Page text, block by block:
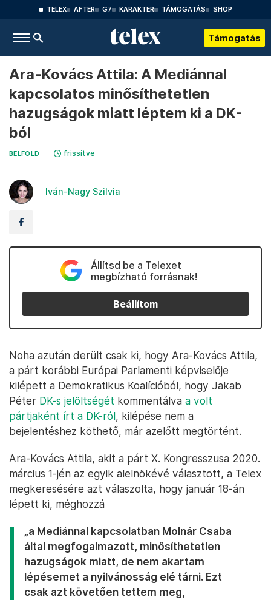
TELEX AFTER G7 KARAKTER TÁMOGATÁS SHOP
Támogatás
Ara-Kovács Attila: A Mediánnal
kapcsolatos minősíthetetlen
hazugságok miatt léptem ki a DK-
ból
BELFÖLD frissítve
Iván-Nagy Szilvia
Állítsd be a Telexet
megbízható forrásnak!
Beállítom
Noha azután derült csak ki, hogy Ara-Kovács Attila,
a párt korábbi Európai Parlamenti képviselője
kilépett a Demokratikus Koalícióból, hogy Jakab
Péter DK-s jelöltségét kommentálva a volt
pártjaként írt a DK-ról, kilépése nem a
bejelentéshez köthető, már azelőtt megtörtént.
Ara-Kovács Attila, akit a párt X. Kongresszusa 2020.
március 1-jén az egyik alelnökévé választott, a Telex
megkeresésére azt válaszolta, hogy január 18-án
lépett ki, méghozzá
„a Mediánnal kapcsolatban Molnár Csaba
által megfogalmazott, minősíthetetlen
hazugságok miatt, de nem akartam
lépésemet a nyilvánosság elé tárni. Ezt
csak azt követően tettem meg,